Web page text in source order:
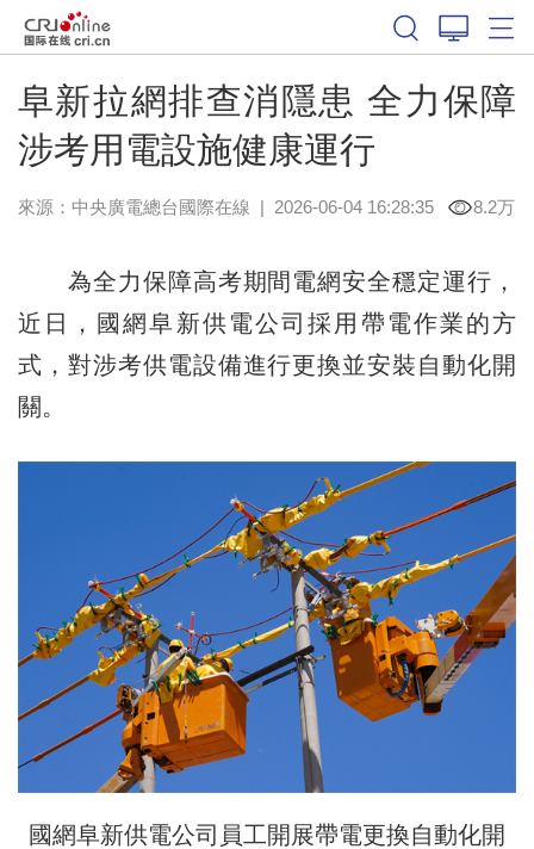
阜新拉網排查消隱患 全力保障
涉考用電設施健康運行
來源：中央廣電總台國際在線 | 2026-06-04 16:28:35 8.2万
為全力保障高考期間電網安全穩定運行，
近日，國網阜新供電公司採用帶電作業的方
式，對涉考供電設備進行更換並安裝自動化開
關。
國網阜新供電公司員工開展帶電更換自動化開